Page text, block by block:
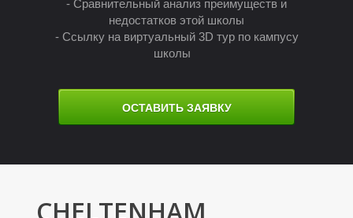
- Сравнительный анализ преимуществ и
недостатков этой школы
- Ссылку на виртуальный 3D тур по кампусу
школы
ОСТАВИТЬ ЗАЯВКУ